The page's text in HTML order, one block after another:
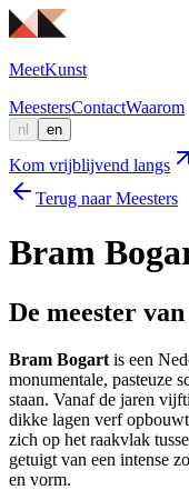
MeetKunst
MeestersContactWaarom
nl en
Kom vrijblijvend langs
Terug naar Meesters
Bram
De meester
Bram Bogart is een
monumentale, pasteuze
staan. Vanaf de jaren
dikke lagen verf
zich op het raakvlak
getuigt van een intense
en vorm.